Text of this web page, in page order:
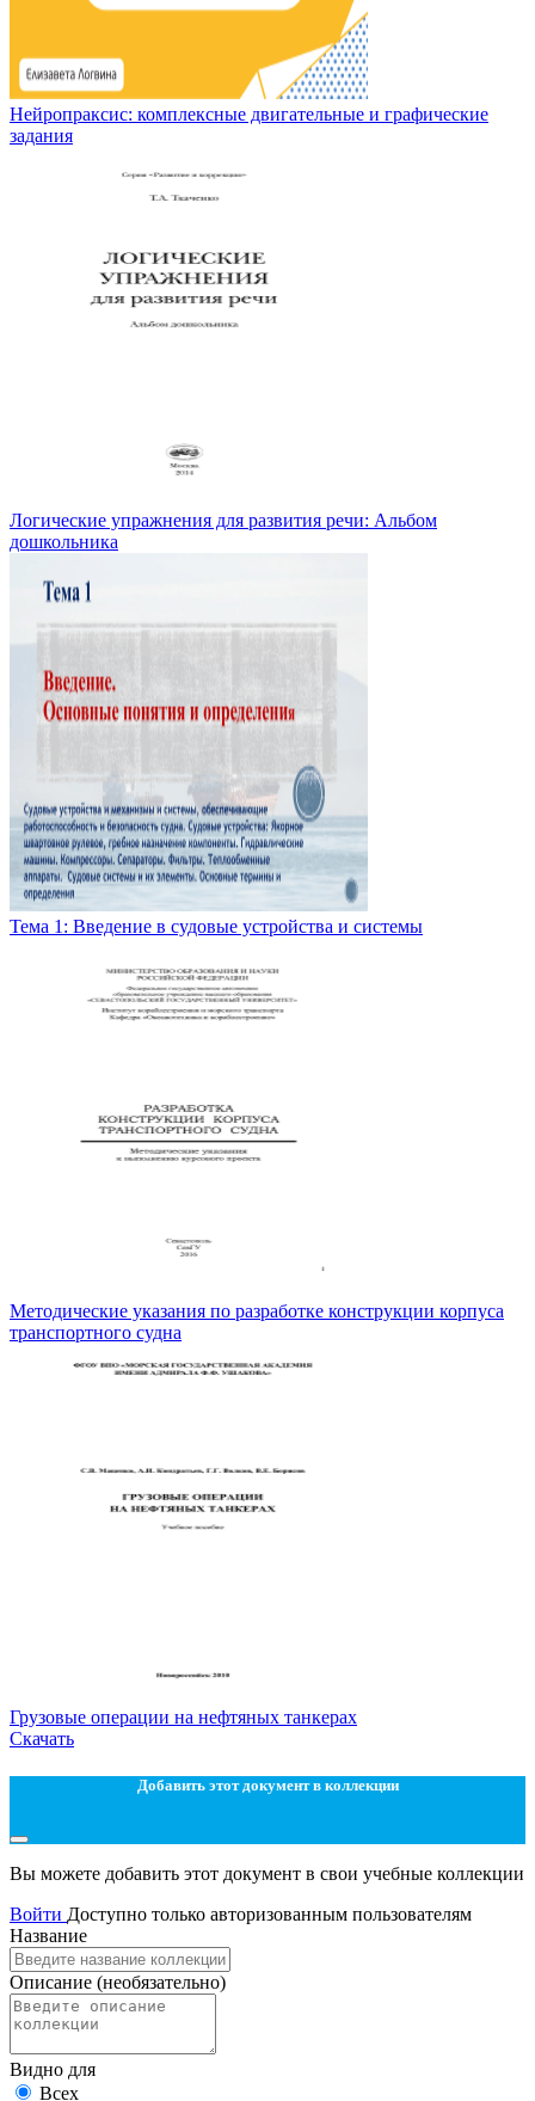
Нейропраксис: комплексные двигательные и графические
задания
Логические упражнения для развития речи: Альбом
дошкольника
Тема 1: Введение в судовые устройства и системы
Методические указания по разработке конструкции корпуса
транспортного судна
Грузовые операции на нефтяных танкерах
Скачать
Добавить этот документ в коллекции
Вы можете добавить этот документ в свои учебные коллекции
Войти Доступно только авторизованным пользователям
Название
Описание (необязательно)
Видно для
Всех